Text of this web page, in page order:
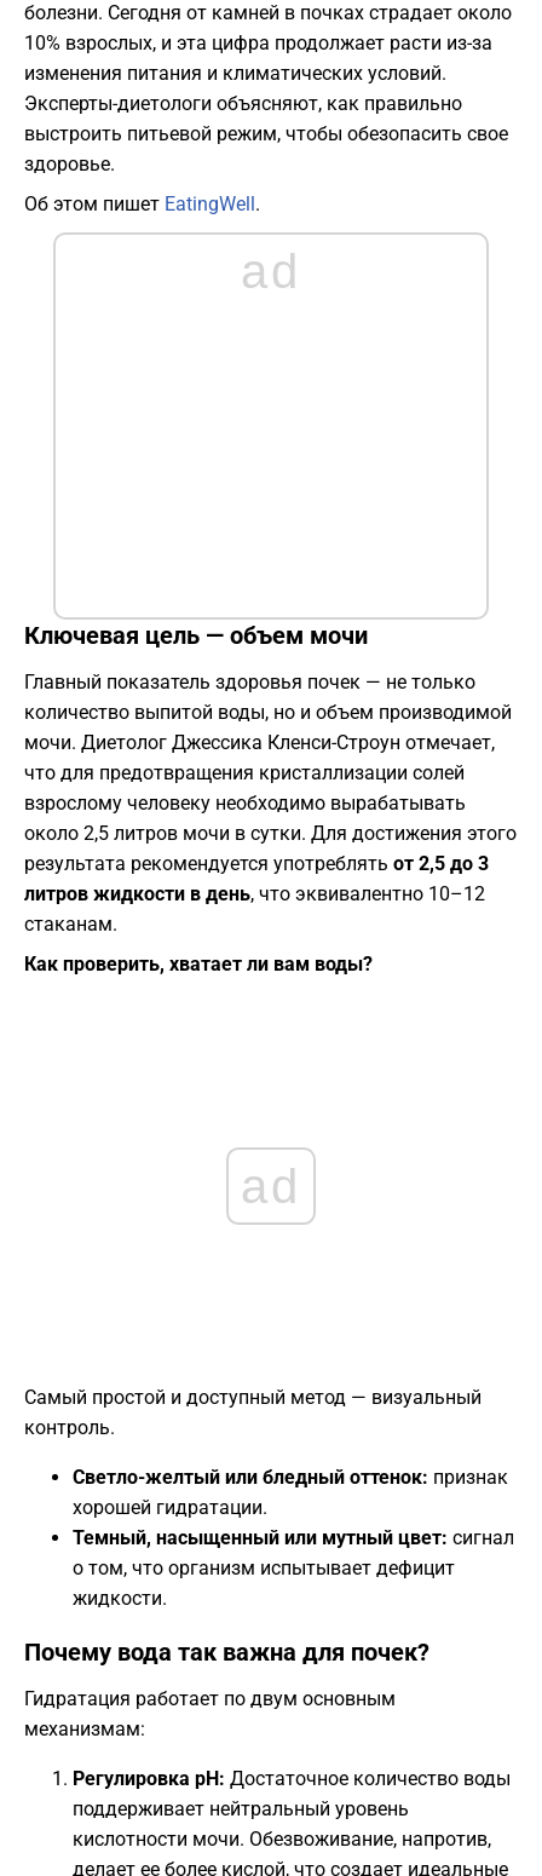
болезни. Сегодня от камней в почках страдает около
10% взрослых, и эта цифра продолжает расти из-за
изменения питания и климатических условий.
Эксперты-диетологи объясняют, как правильно
выстроить питьевой режим, чтобы обезопасить свое
здоровье.
Об этом пишет EatingWell .
ad
​Ключевая цель — объем мочи
​Главный показатель здоровья почек — не только
количество выпитой воды, но и объем производимой
мочи. Диетолог Джессика Кленси-Строун отмечает,
что для предотвращения кристаллизации солей
взрослому человеку необходимо вырабатывать
около 2,5 литров мочи в сутки. Для достижения этого
результата рекомендуется употреблять от 2,5 до 3
литров жидкости в день, что эквивалентно 10–12
стаканам.
Как проверить, хватает ли вам воды?
ad
Самый простой и доступный метод — визуальный
контроль.
Светло-желтый или бледный оттенок: признак
хорошей гидратации.
Темный, насыщенный или мутный цвет: сигнал
о том, что организм испытывает дефицит
жидкости.
​Почему вода так важна для почек?
​Гидратация работает по двум основным
механизмам:
Регулировка pH: Достаточное количество воды
поддерживает нейтральный уровень
кислотности мочи. Обезвоживание, напротив,
делает ее более кислой, что создает идеальные